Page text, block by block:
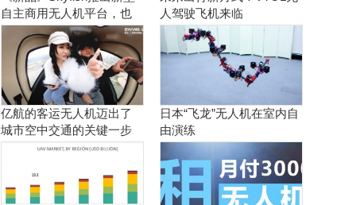
自主商用无人机平台，也
可搭载Sony Alpha相机
人驾驶飞机来临
亿航的客运无人机迈出了
城市空中交通的关键一步
日本“飞龙”无人机在室内自
由演练